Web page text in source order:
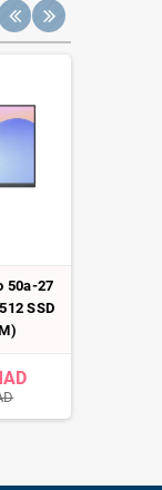
50a-27
SSD